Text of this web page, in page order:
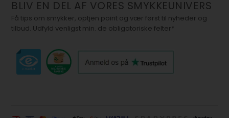
BLIV EN DEL AF VORES SMYKKEUNIVERS
Få tips om smykker, optjen point og vær først til nyheder og
tilbud. Udfyld venligst min. de obligatoriske felter*